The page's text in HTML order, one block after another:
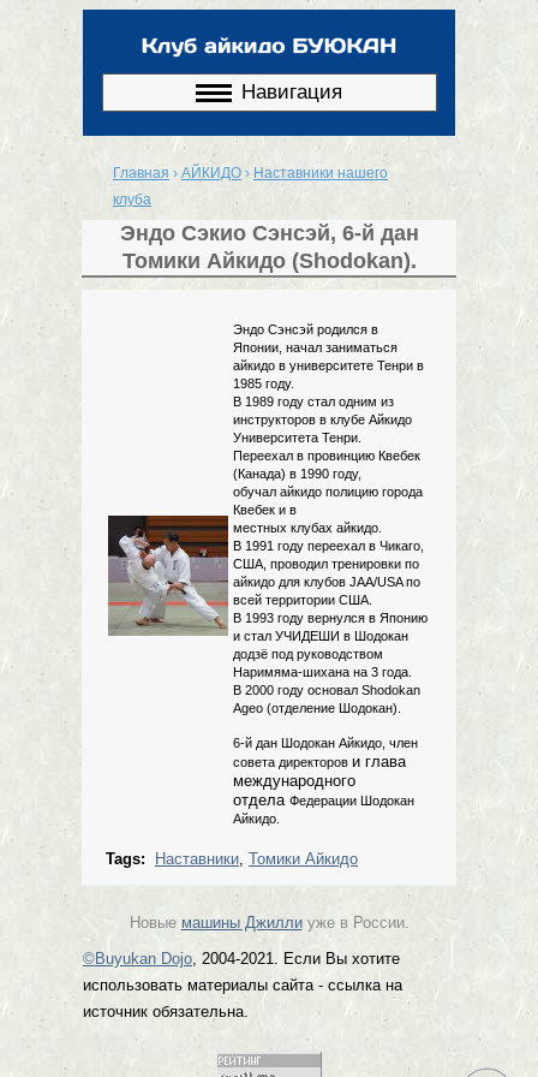
основному
Навигация
Вы здесь
Главная › АЙКИДО › Наставники нашего
клуба
Эндо Сэкио Сэнсэй, 6-й дан
Томики Айкидо (Shodokan).
Эндо Сэнсэй родился в
Японии, начал заниматься
айкидо в университете Тенри в
1985 году.
В 1989 году стал одним из
инструкторов в клубе Айкидо
Университета Тенри.
Переехал в провинцию Квебек
(Канада) в 1990 году,
обучал айкидо полицию города
Квебек и в
местных клубах айкидо.
В 1991 году переехал в Чикаго,
США, проводил тренировки по
айкидо для клубов JAA/USA по
всей территории США.
В 1993 году вернулся в Японию
и стал УЧИДЕШИ в Шодокан
додзё под руководством
Наримяма-шихана на 3 года.
В 2000 году основал Shodokan
Ageo (отделение Шодокан).
6-й дан Шодокан Айкидо, член
совета директоров и глава
международного
отдела Федерации Шодокан
Айкидо.
Tags: Наставники Томики Айкидо
Новые машины Джиллиуже в России.
©Buyukan Dojo , 2004-2021. Если Вы хотите
использовать материалы сайта - ссылка на
источник обязательна.